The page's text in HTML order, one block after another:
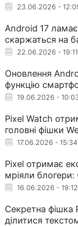
23.06.2026 -
Android 17
скаржаться на
22.06.2026 - 19:11
Оновлення
функцію
19.06.2026 -
Pixel Watch
головні фішки
17.06.2026 - 15:34
Pixel отримає
мріяли блогери:
16.06.2026 - 19:12
Секретна фішка
ділитися